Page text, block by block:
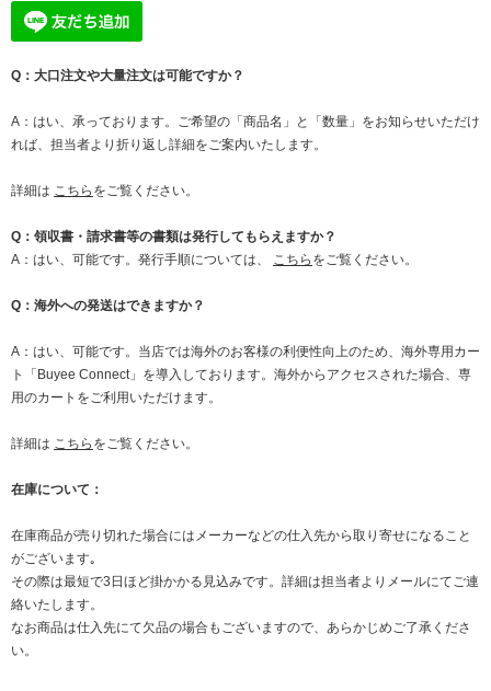
Q：大口注文や大量注文は可能ですか？
A：はい、承っております。ご希望の「商品名」と「数量」をお知らせいただけ
れば、担当者より折り返し詳細をご案内いたします。
詳細は こちら をご覧ください。
Q：領収書・請求書等の書類は発行してもらえますか？
A：はい、可能です。発行手順については、
こちら をご覧ください。
Q：海外への発送はできますか？
A：はい、可能です。当店では海外のお客様の利便性向上のため、海外専用カー
ト「Buyee Connect」を導入しております。海外からアクセスされた場合、専
用のカートをご利用いただけます。
詳細は こちら をご覧ください。
在庫について：
在庫商品が売り切れた場合にはメーカーなどの仕入先から取り寄せになること
がございます｡
その際は最短で3日ほど掛かかる見込みです。詳細は担当者よりメールにてご連
絡いたします。
なお商品は仕入先にて欠品の場合もございますので、あらかじめご了承くださ
い。